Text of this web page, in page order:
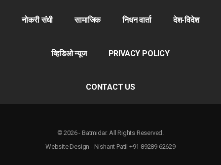
नोकरी संधी सामाजिक निधन वार्ता देश-विदेश
व्हिडिओ न्यूज PRIVACY POLICY
CONTACT US
© 2026 - Batmidar. All Rights Reserved.
Website Design - Nishant Patil +91 89289 62629